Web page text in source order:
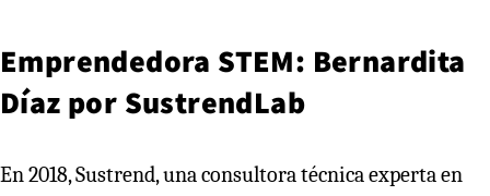
Emprendedora STEM: Bernardita
Díaz por SustrendLab
En 2018, Sustrend, una consultora técnica experta en